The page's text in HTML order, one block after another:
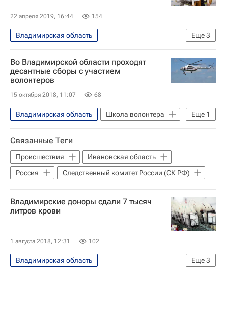
22 апреля 2019, 16:44 154
Еще3
Владимирская область
Жизнь без преград
Москва
Фонд "Шередарь"
Во Владимирской области проходят
десантные сборы с участием
волонтеров
15 октября 2018, 11:07 68
Еще 1
Владимирская область
Школа волонтера
Волонтерство в России
Связанные Теги
Происшествия
Ивановская область
Россия
Следственный комитет России (СК РФ)
Владимирские доноры сдали 7 тысяч
литров крови
1 августа 2018, 12:31 102
Еще3
Владимирская область
Медицинское волонтерство - Школа волонтера